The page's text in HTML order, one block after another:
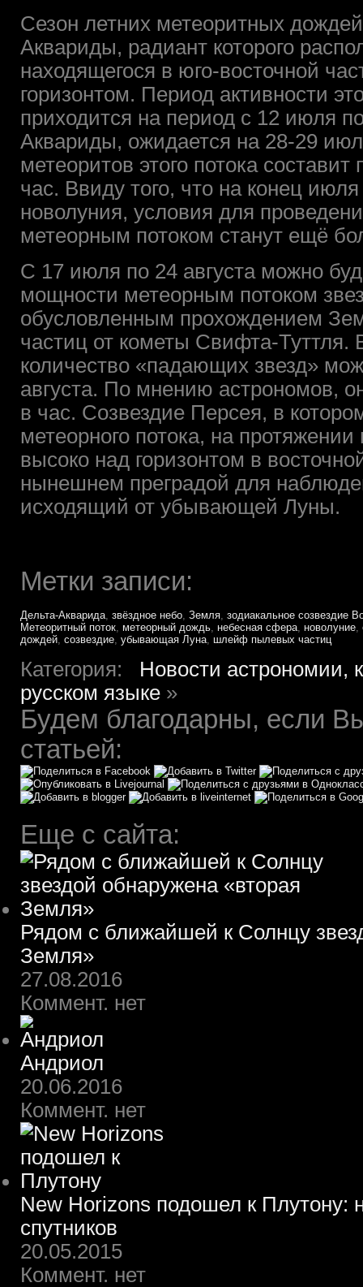
Сезон летних метеоритных
Аквариды, радиант которого
находящегося в юго-восточной
горизонтом. Период активности
приходится на период с 12 июля
Аквариды, ожидается на 28-29
метеоритов этого потока
час. Ввиду того, что на конец
новолуния, условия для
метеорным потоком станут ещё
С 17 июля по 24 августа можно
мощности метеорным потоком
обусловленным прохождением
частиц от кометы Свифта-Туттля.
количество «падающих звезд»
августа. По мнению астрономов,
в час. Созвездие Персея, в
метеорного потока, на
высоко над горизонтом в
нынешнем преградой для
исходящий от убывающей Луны.
Метки записи:
Дельта-Акварида, звёздное небо, Земля, зодиакальное созвездие
Метеоритный поток, метеорный дождь, небесная сфера, новолуние,
дождей, созвездие, убывающая Луна, шлейф пылевых частиц
Категория: Новости астрономии,
русском языке »
Будем благодарны, если
статьей:
Еще с сайта:
Рядом с ближайшей к Солнцу
Земля»
27.08.2016
Коммент. нет
Андриол
20.06.2016
Коммент. нет
New Horizons подошел к Плутону:
спутников
20.05.2015
Коммент. нет